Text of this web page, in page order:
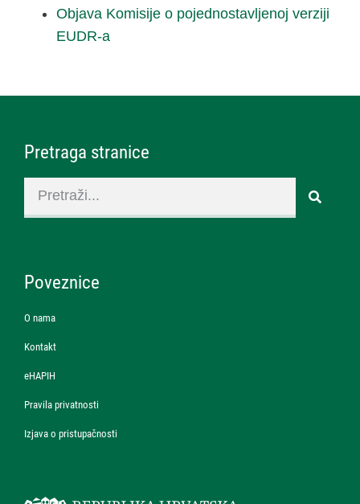
Objava Komisije o pojednostavljenoj verziji
EUDR-a
Pretraga stranice
Poveznice
O nama
Kontakt
eHAPIH
Pravila privatnosti
Izjava o pristupačnosti